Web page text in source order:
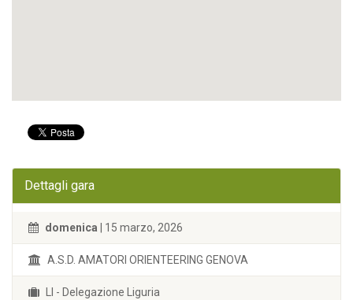
Dettagli gara
domenica | 15 marzo, 2026
A.S.D. AMATORI ORIENTEERING GENOVA
LI - Delegazione Liguria